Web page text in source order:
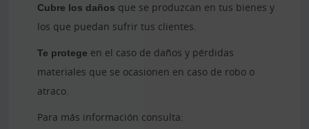
Cubre los daños que se produzcan en tus bienes y
los que puedan sufrir tus clientes.
Te protege en el caso de daños y pérdidas
materiales que se ocasionen en caso de robo o
atraco.
Para más información consulta: